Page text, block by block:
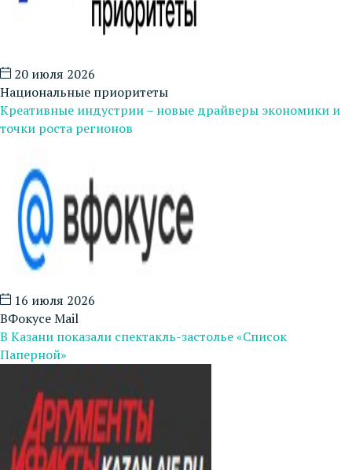
20 июля 2026
Национальные приоритеты
Креативные индустрии – новые драйверы экономики и
точки роста регионов
16 июля 2026
ВФокусе Mail
В Казани показали спектакль-застолье «Список
Паперной»